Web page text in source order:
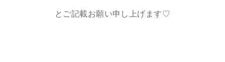
とご記載お願い申し上げます♡